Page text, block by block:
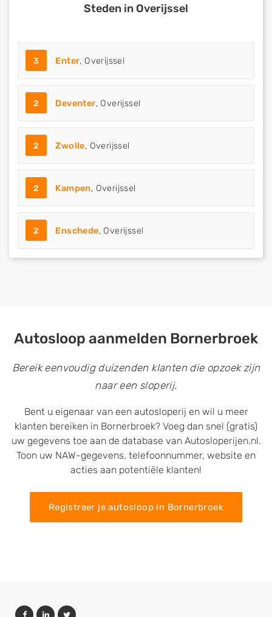
Steden in Overijssel
3 Enter, Overijssel
2 Deventer, Overijssel
2 Zwolle, Overijssel
2 Kampen, Overijssel
2 Enschede, Overijssel
Autosloop aanmelden Bornerbroek
Bereik eenvoudig duizenden klanten die opzoek zijn
naar een sloperij.
Bent u eigenaar van een autosloperij en wil u meer
klanten bereiken in Bornerbroek? Voeg dan snel (gratis)
uw gegevens toe aan de database van Autosloperijen.nl.
Toon uw NAW-gegevens, telefoonnummer, website en
acties aan potentiële klanten!
Registreer je autosloop in Bornerbroek